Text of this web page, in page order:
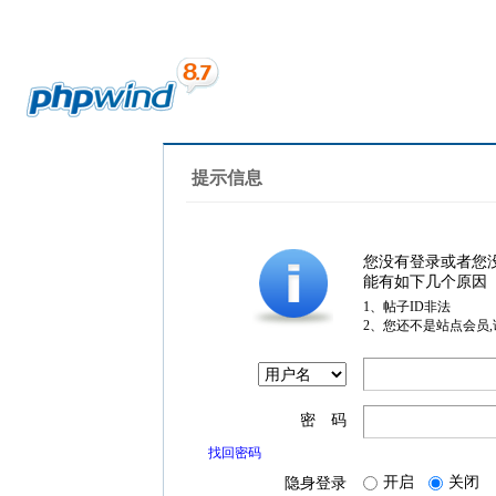
提示信息
您没有登录或者您
能有如下几个原因
1、帖子ID非法
2、您还不是站点会员
密 码
找回密码
隐身登录 开启 关闭